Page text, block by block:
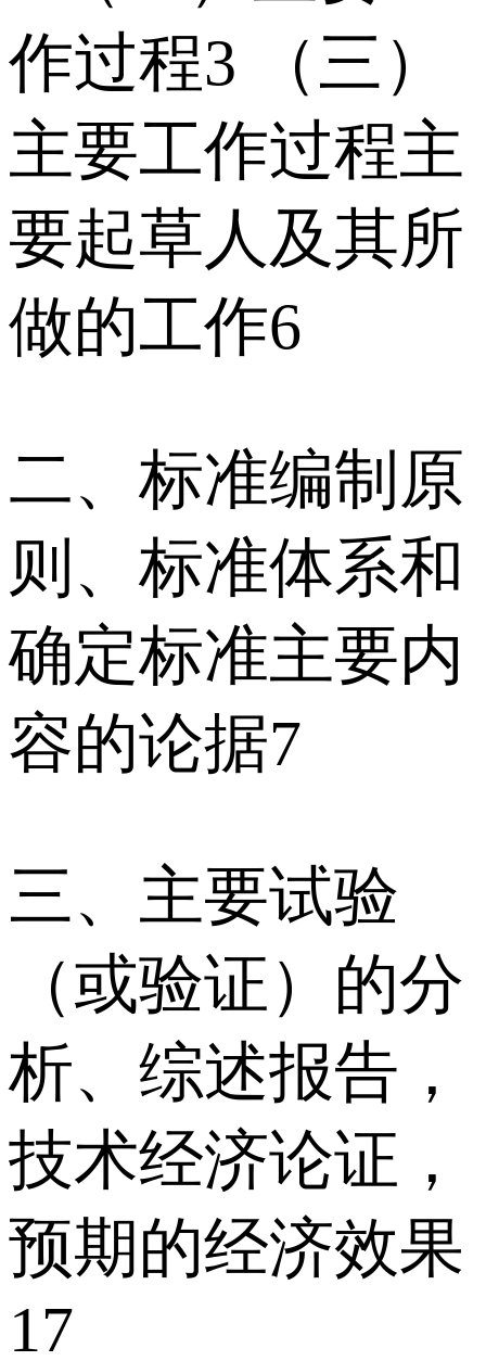
作过程3 （三）
主要工作过程主
要起草人及其所
做的工作6
二、标准编制原
则、标准体系和
确定标准主要内
容的论据7
三、主要试验
（或验证）的分
析、综述报告，
技术经济论证，
预期的经济效果
17